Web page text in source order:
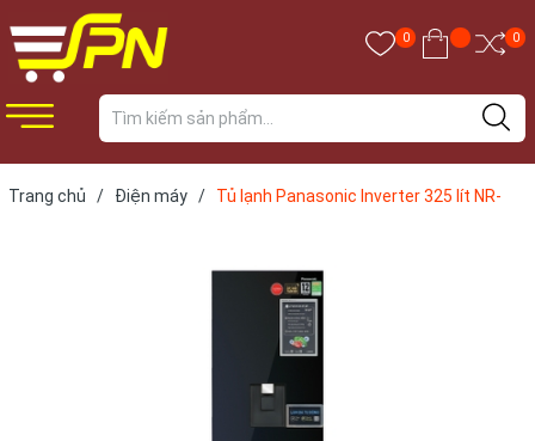
0 0
Trang chủ / Điện máy /
Tủ lạnh Panasonic Inverter 325 lít NR-